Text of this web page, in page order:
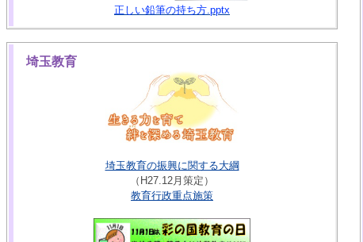
正しい鉛筆の持ち方.pptx
埼玉教育
埼玉教育の振興に関する大綱
（H27.12月策定）
教育行政重点施策